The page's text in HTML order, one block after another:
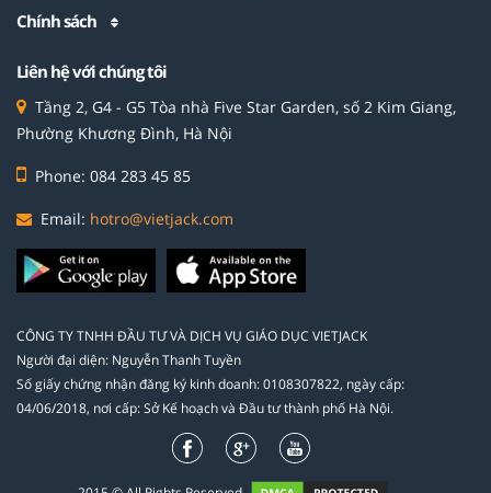
Chính sách
Liên hệ với chúng tôi
Tầng 2, G4 - G5 Tòa nhà Five Star Garden, số 2 Kim Giang,
Phường Khương Đình, Hà Nội
Phone: 084 283 45 85
Email: hotro@vietjack.com
CÔNG TY TNHH ĐẦU TƯ VÀ DỊCH VỤ GIÁO DỤC VIETJACK
Người đại diện: Nguyễn Thanh Tuyền
Số giấy chứng nhận đăng ký kinh doanh: 0108307822, ngày cấp:
04/06/2018, nơi cấp: Sở Kế hoạch và Đầu tư thành phố Hà Nội.